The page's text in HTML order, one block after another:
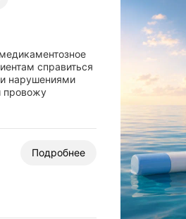
справиться
нарушениями
провожу
Подробнее